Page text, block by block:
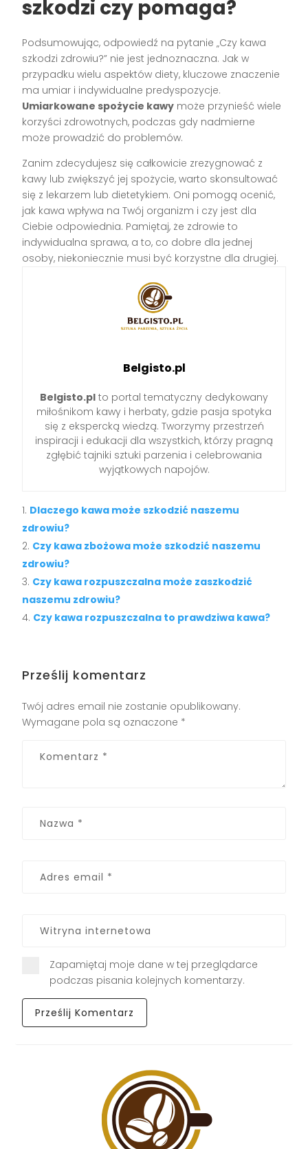
szkodzi czy pomaga?
Podsumowując, odpowiedź na pytanie „Czy kawa
szkodzi zdrowiu?” nie jest jednoznaczna. Jak w
przypadku wielu aspektów diety, kluczowe znaczenie
ma umiar i indywidualne predyspozycje.
Umiarkowane spożycie kawy może przynieść wiele
korzyści zdrowotnych, podczas gdy nadmierne
może prowadzić do problemów.
Zanim zdecydujesz się całkowicie zrezygnować z
kawy lub zwiększyć jej spożycie, warto skonsultować
się z lekarzem lub dietetykiem. Oni pomogą ocenić,
jak kawa wpływa na Twój organizm i czy jest dla
Ciebie odpowiednia. Pamiętaj, że zdrowie to
indywidualna sprawa, a to, co dobre dla jednej
osoby, niekoniecznie musi być korzystne dla drugiej.
Belgisto.pl
Belgisto.pl to portal tematyczny dedykowany
miłośnikom kawy i herbaty, gdzie pasja spotyka
się z ekspercką wiedzą. Tworzymy przestrzeń
inspiracji i edukacji dla wszystkich, którzy pragną
zgłębić tajniki sztuki parzenia i celebrowania
wyjątkowych napojów.
Dlaczego kawa może szkodzić naszemu
zdrowiu?
Czy kawa zbożowa może szkodzić naszemu
zdrowiu?
Czy kawa rozpuszczalna może zaszkodzić
naszemu zdrowiu?
Czy kawa rozpuszczalna to prawdziwa kawa?
Prześlij komentarz
Twój adres email nie zostanie opublikowany.
Wymagane pola są oznaczone *
Zapamiętaj moje dane w tej przeglądarce
podczas pisania kolejnych komentarzy.